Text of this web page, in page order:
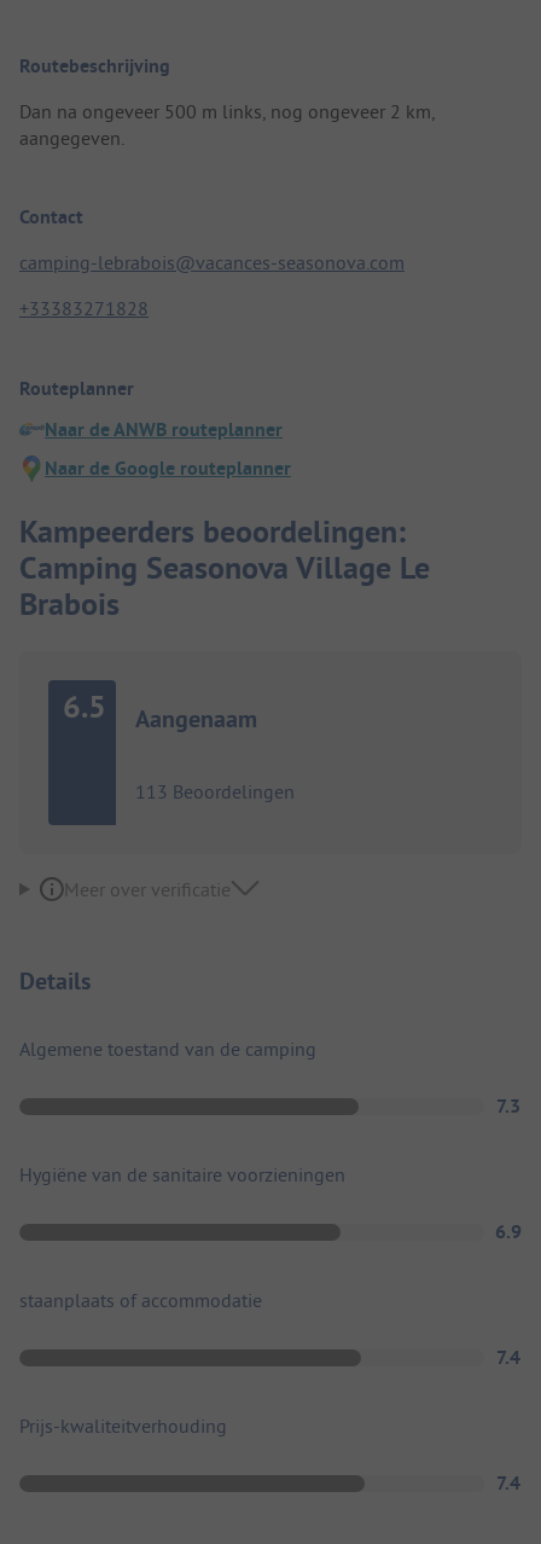
Routebeschrijving
Dan na ongeveer 500 m links, nog ongeveer 2 km,
aangegeven.
Contact
camping-lebrabois@vacances-seasonova.com
+33383271828
Routeplanner
Naar de ANWB routeplanner
Naar de Google routeplanner
Kampeerders beoordelingen:
Camping Seasonova Village Le
Brabois
6.5 Aangenaam
113 Beoordelingen
Meer over verificatie
Details
Algemene toestand van de camping
7.3
Hygiëne van de sanitaire voorzieningen
6.9
staanplaats of accommodatie
7.4
Prijs-kwaliteitverhouding
7.4